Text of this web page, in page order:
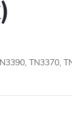
TN3370,